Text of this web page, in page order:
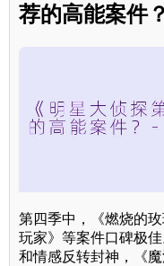
荐的高能案件？
第四季中，《燃烧的
玩家》等案件口碑极
和情感反转封神，《